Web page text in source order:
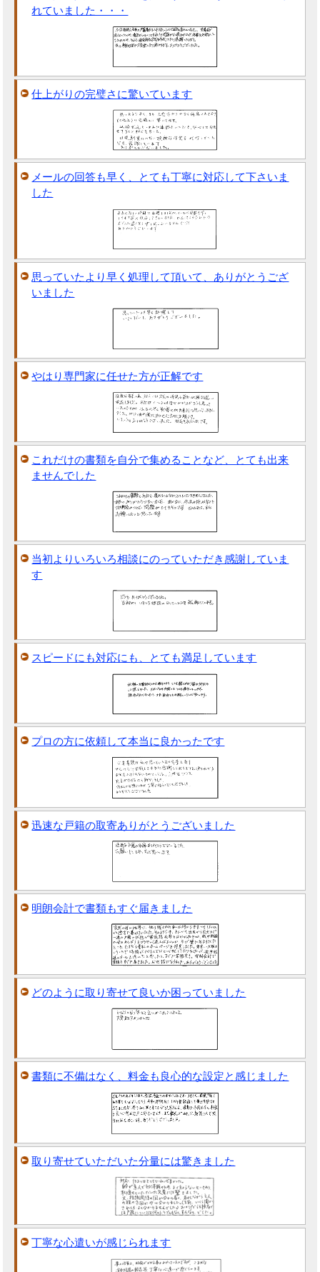
れていました・・・
仕上がりの完璧さに驚いています
メールの回答も早く、とても丁寧に対応して下さいま
した
思っていたより早く処理して頂いて、ありがとうござ
いました
やはり専門家に任せた方が正解です
これだけの書類を自分で集めることなど、とても出来
ませんでした
当初よりいろいろ相談にのっていただき感謝していま
す
スピードにも対応にも、とても満足しています
プロの方に依頼して本当に良かったです
迅速な戸籍の取寄ありがとうございました
明朗会計で書類もすぐ届きました
どのように取り寄せて良いか困っていました
書類に不備はなく、料金も良心的な設定と感じました
取り寄せていただいた分量には驚きました
丁寧な心遣いが感じられます